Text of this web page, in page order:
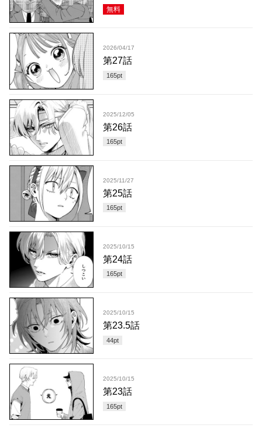
無料
2026/04/17
第27話
165pt
2025/12/05
第26話
165pt
2025/11/27
第25話
165pt
2025/10/15
第24話
165pt
2025/10/15
第23.5話
44pt
2025/10/15
第23話
165pt